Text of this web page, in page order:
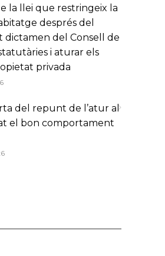
la llei que restringeix la
després del
del Consell de
i aturar els
privada
del repunt de l’atur al
el bon comportament